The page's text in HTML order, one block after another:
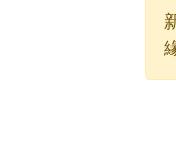
，誠摯邀請十方
盛典，邀請十方
普渡法會，正是讓
普超薦法會，普施